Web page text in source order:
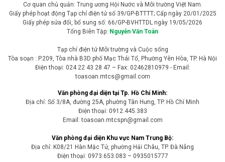
Cơ quan chủ quản: Trung ương Hội Nước và Môi trường Việt Nam.
Giấy phép hoạt động Tạp chí điện tử số 39/GP-BTTTT; Cấp ngày 20/01/2025
Giấy phép sửa đổi, bổ sung số: 66/GP-BVHTTDL ngày 19/05/2026
Tổng Biên Tập: Nguyễn Văn Toàn
Tạp chí điện tử Môi trường và Cuộc sống
Tòa soạn : P.209, Tòa nhà B3D phố Mạc Thái Tổ, Phường Yên Hòa, TP. Hà Nội
Điện thoại: 024 22 43 28 47 – Fax: 02462810979 - Email:
toasoan.mtcs@gmail.com
Văn phòng đại diện tại Tp. Hồ Chí Minh:
Địa chỉ: Số 3/8A, đường 25A, phường Tân Hưng, TP. Hồ Chí Minh
Điện thoại: 0912.445.383
Email: toasoan.mtcspn@gmail.com
Văn phòng đại diện Khu vực Nam Trung Bộ:
Địa chỉ: K08/21 Hàn Mặc Tử, phường Hải Châu, TP. Đà Nẵng
Điện thoại: 0973.653.083 – 0935015777